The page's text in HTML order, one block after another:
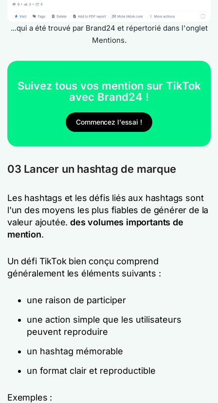
...qui a été trouvé par Brand24 et répertorié dans l'onglet
Mentions.
Suivez tous vos mention sur TikTok
avec Brand24 !
Commencez l'essai !
03 Lancer un hashtag de marque
Les hashtags et les défis liés aux hashtags sont
l'un des moyens les plus fiables de générer de la
valeur ajoutée.des volumes importants de
mention.
Un défi TikTok bien conçu comprend
généralement les éléments suivants :
une raison de participer
une action simple que les utilisateurs
peuvent reproduire
un hashtag mémorable
un format clair et reproductible
Exemples :